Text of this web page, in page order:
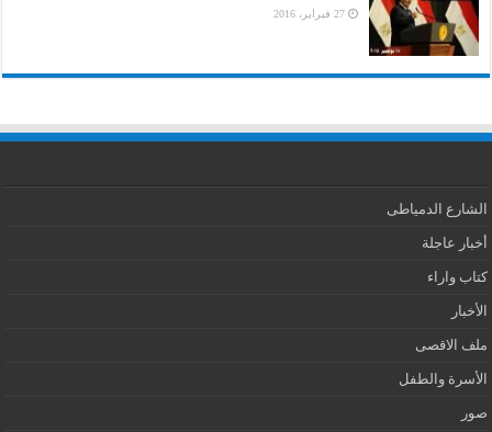
27 فبراير، 2016
الشارع الدمياطى
أخبار عاجلة
كتاب واراء
الأخبار
ملف الاقصى
الأسرة والطفل
صور